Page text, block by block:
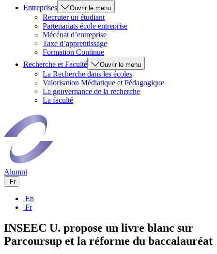
Entreprises
Ouvrir le menu
Recruter un étudiant
Partenariats école entreprise
Mécénat d’entreprise
Taxe d’apprentissage
Formation Continue
Recherche et Faculté
Ouvrir le menu
La Recherche dans les écoles
Valorisation Médiatique et Pédagogique
La gouvernance de la recherche
La faculté
Alumni
Fr
En
Fr
INSEEC U. propose un livre blanc sur
Parcoursup et la réforme du baccalauréat